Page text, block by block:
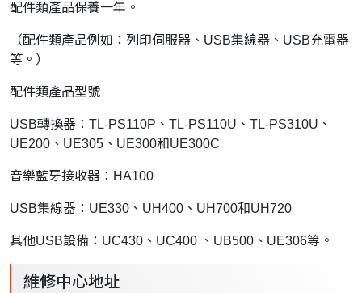
配件類產品保養一年。
（配件類產品例如：列印伺服器、USB集線器、USB充電器
等。）
配件類產品型號
USB轉換器：TL-PS110P、TL-PS110U、TL-PS310U、
UE200、UE305、UE300和UE300C
音樂藍牙接收器：HA100
USB集線器：UE330、UH400、UH700和UH720
其他USB設備：UC430、UC400 、UB500、UE306等。
維修中心地址